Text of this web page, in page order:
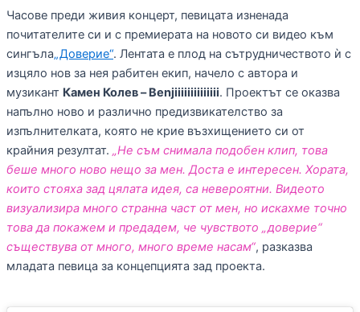
Часове преди живия концерт, певицата изненада
почитателите си и с премиерата на новото си видео към
сингъла„Доверие“. Лентата е плод на сътрудничеството ѝ с
изцяло нов за нея рабитен екип, начело с автора и
музикант Камен Колев – Benjiiiiiiiiiiiiii. Проектът се оказва
напълно ново и различно предизвикателство за
изпълнителката, която не крие възхищението си от
крайния резултат. „Не съм снимала подобен клип, това
беше много ново нещо за мен. Доста е интересен. Хората,
които стояха зад цялата идея, са невероятни. Видеото
визуализира много странна част от мен, но искахме точно
това да покажем и предадем, че чувството „доверие“
съществува от много, много време насам“, разказва
младата певица за концепцията зад проекта.